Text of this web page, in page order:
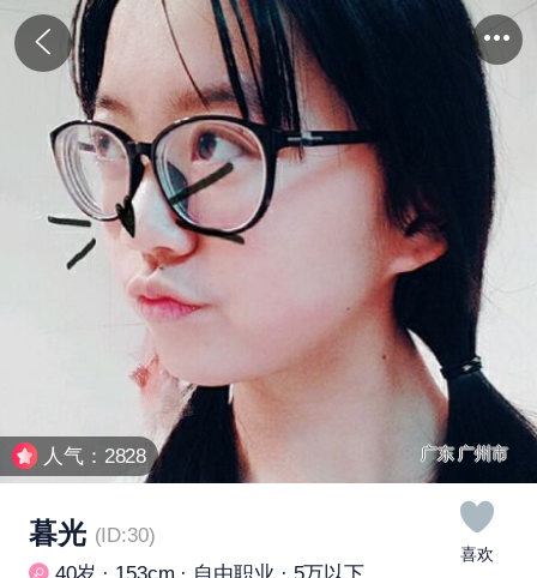
人气：2828 广东 广州市
暮光 (ID:30)
喜欢